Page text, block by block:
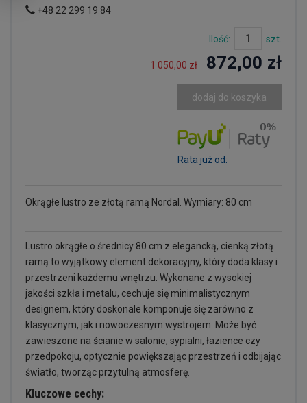
+48 22 299 19 84
Ilość: szt.
1 050,00 zł 872,00 zł
dodaj do koszyka
Rata już od:
Okrągłe lustro ze złotą ramą Nordal. Wymiary: 80 cm
Lustro okrągłe o średnicy 80 cm z elegancką, cienką złotą
ramą to wyjątkowy element dekoracyjny, który doda klasy i
przestrzeni każdemu wnętrzu. Wykonane z wysokiej
jakości szkła i metalu, cechuje się minimalistycznym
designem, który doskonale komponuje się zarówno z
klasycznym, jak i nowoczesnym wystrojem. Może być
zawieszone na ścianie w salonie, sypialni, łazience czy
przedpokoju, optycznie powiększając przestrzeń i odbijając
światło, tworząc przytulną atmosferę.
Kluczowe cechy: